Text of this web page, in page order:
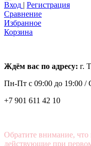
Вход | Регистрация
Сравнение
Избранное
Корзина
Ждём вас по адресу: г.
Пн-Пт с 09:00 до 19:00 /
+7 901 611 42 10
Обратите внимание,
действующие при